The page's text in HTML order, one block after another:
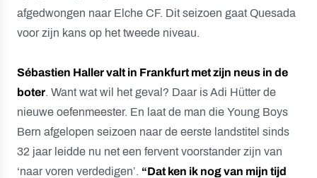
afgedwongen naar Elche CF. Dit seizoen gaat Quesada
voor zijn kans op het tweede niveau.
Sébastien Haller valt in Frankfurt met zijn neus in de
boter. Want wat wil het geval? Daar is Adi Hütter de
nieuwe oefenmeester. En laat de man die Young Boys
Bern afgelopen seizoen naar de eerste landstitel sinds
32 jaar leidde nu net een fervent voorstander zijn van
‘naar voren verdedigen’. “Dat ken ik nog van mijn tijd